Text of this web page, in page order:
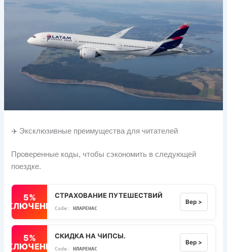
✈️ Эксклюзивные преимущества для читателей
Проверенные коды, чтобы сэкономить в следующей
поездке.
5%
СТРАХОВАНИЕ ПУТЕШЕСТВИЙ
НЛАРЕНАС
Вер >
5%
СКИДКА НА ЧИПСЫ.
НЛАРЕНАС
Вер >